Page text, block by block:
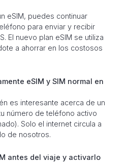
eSIM, puedes continuar
para enviar y recibir
El nuevo plan eSIM se utiliza
a ahorrar en los costosos
eSIM y SIM normal en
es interesante acerca de un
número de teléfono activo
Solo el internet circula a
de nosotros.
antes del viaje y activarlo